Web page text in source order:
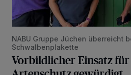
NABU Gruppe Jüchen überreicht
Schwalbenplakette
Vorbildlicher Einsatz